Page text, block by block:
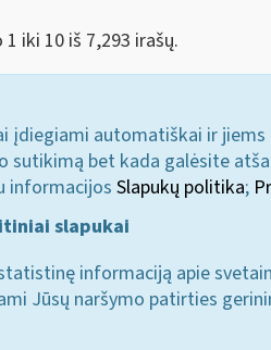
iki 10 iš 7,293 irašų.
įdiegiami automatiškai ir jiems
sutikimą bet kada galėsite
informacijos Slapukų politika;
slapukai
informaciją apie
Jūsų naršymo patirties